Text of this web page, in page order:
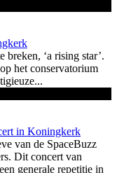
breken, ‘a rising star’.
het conservatorium
in Koningkerk
van de SpaceBuzz
Dit concert van
generale repetitie in